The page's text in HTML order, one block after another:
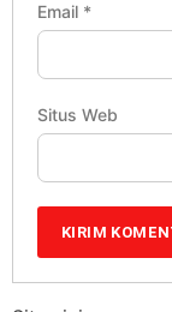
Email *
Situs Web